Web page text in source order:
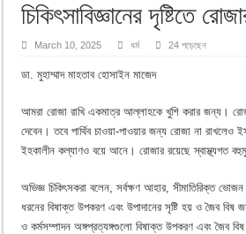
চিকিৎসাবিজ্ঞানের দৃষ্টিতে
March 10, 2025 ধর্ম 24 পড়েছেন
ডা. মুহাম্মাদ মাহতাব হোসাইন মাজেদ
আমরা রোজা রাখি একমাত্র আল্লাহকে খুশি করার জন্য।
দেবেন। তবে পার্থিব চাওয়া-পাওয়ার জন্য রোজা না রাখলেও
ইহকালীন কল্যাণও বয়ে আনে। রোজার রয়েছে স্বাস্থ্যগত
অভিজ্ঞ চিকিৎসকরা বলেন, সর্বক্ষণ আহার, সীমাতিরিক্ত
ধরনের বিষাক্ত উপকরণ এবং উপাদানের সৃষ্টি হয় ও জৈব বিষ
ও কর্মসম্পাদন অঙ্গপ্রত্যঙ্গগুলো বিষাক্ত উপকরণ এবং জৈব